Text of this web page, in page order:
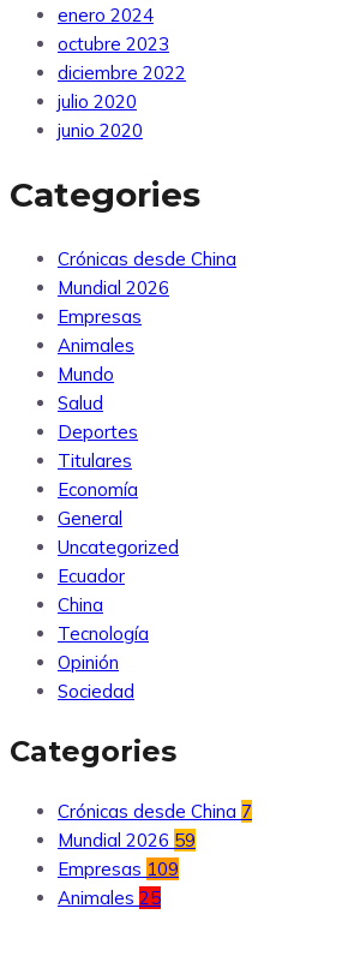
enero 2024
octubre 2023
diciembre 2022
julio 2020
junio 2020
Categories
Crónicas desde China
Mundial 2026
Empresas
Animales
Mundo
Salud
Deportes
Titulares
Economía
General
Uncategorized
Ecuador
China
Tecnología
Opinión
Sociedad
Categories
Crónicas desde China 7
Mundial 2026 59
Empresas 109
Animales 25